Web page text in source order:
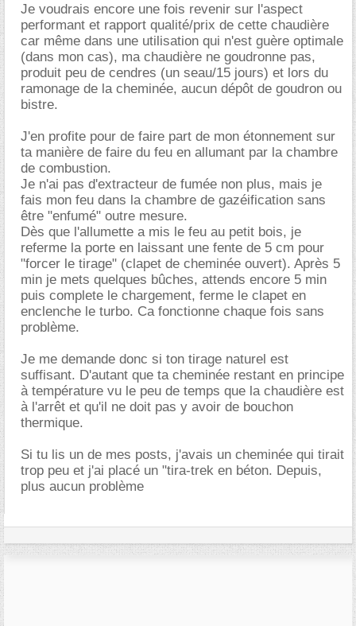
Je voudrais encore une fois revenir sur l'aspect
performant et rapport qualité/prix de cette chaudière
car même dans une utilisation qui n'est guère optimale
(dans mon cas), ma chaudière ne goudronne pas,
produit peu de cendres (un seau/15 jours) et lors du
ramonage de la cheminée, aucun dépôt de goudron ou
bistre.
J'en profite pour de faire part de mon étonnement sur
ta manière de faire du feu en allumant par la chambre
de combustion.
Je n'ai pas d'extracteur de fumée non plus, mais je
fais mon feu dans la chambre de gazéification sans
être "enfumé" outre mesure.
Dès que l'allumette a mis le feu au petit bois, je
referme la porte en laissant une fente de 5 cm pour
"forcer le tirage" (clapet de cheminée ouvert). Après 5
min je mets quelques bûches, attends encore 5 min
puis complete le chargement, ferme le clapet en
enclenche le turbo. Ca fonctionne chaque fois sans
problème.
Je me demande donc si ton tirage naturel est
suffisant. D'autant que ta cheminée restant en principe
à température vu le peu de temps que la chaudière est
à l'arrêt et qu'il ne doit pas y avoir de bouchon
thermique.
Si tu lis un de mes posts, j'avais un cheminée qui tirait
trop peu et j'ai placé un "tira-trek en béton. Depuis,
plus aucun problème